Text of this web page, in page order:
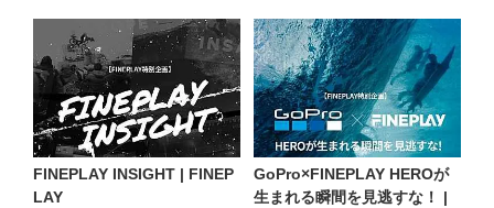
FINEPLAY INSIGHT | FINEP
LAY
GoPro×FINEPLAY HEROが
生まれる瞬間を見逃すな！ |